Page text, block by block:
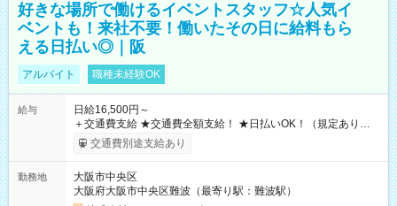
好きな場所で働けるイベントスタッフ☆人気イ
ベントも！来社不要！働いたその日に給料もら
える日払い◎｜阪
アルバイト 職種未経験OK
給与
日給16,500円～
＋交通費支給 ★交通費全額支給！ ★日払いOK！（規定あり） ┗
働いたその日に現金GET♪ お仕事後はコンビニATMから 日払
交通費別途支給あり
勤務地
大阪市中央区
大阪府大阪市中央区難波（最寄り駅：難波駅）